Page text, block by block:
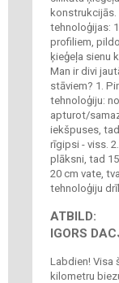
konstrukcijās.
tehnoloģijas:
profiliem,
ķieģeļa sienu
Man ir divi
stāviem? 1.
tehnoloģiju:
apturot/
iekšpuses,
rīgipsi - viss.
plāksni, tad
20 cm vate,
tehnoloģiju
ATBILD:
IGORS
Labdien! Visa
kilometru